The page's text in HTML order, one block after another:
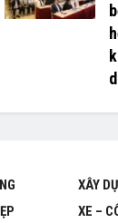
XÂY
XE –